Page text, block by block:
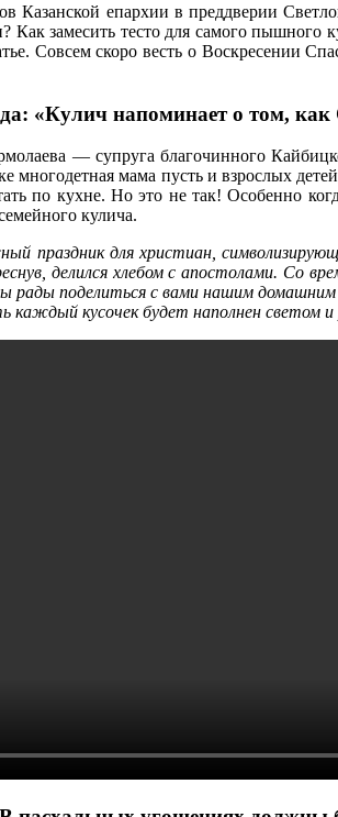
Казанской епархии в преддверии
Как замесить тесто для самого пышного
Совсем скоро весть о Воскресении
«Кулич напоминает о том, как
— супруга благочинного
многодетная мама пусть и взрослых
по кухне. Но это не так! Особенно
кулича.
праздник для христиан,
делился хлебом с апостолами. Со
рады поделиться с вами нашим
каждый кусочек будет наполнен светом и